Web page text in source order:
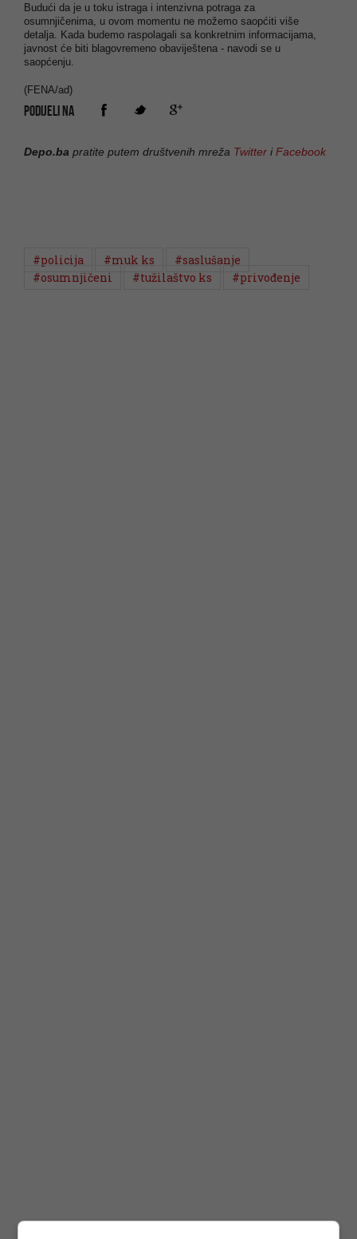
Budući da je u toku istraga i intenzivna potraga za
osumnjičenima, u ovom momentu ne možemo saopćiti više
detalja. Kada budemo raspolagali sa konkretnim informacijama,
javnost će biti blagovremeno obaviještena - navodi se u
saopćenju.
(FENA/ad)
PODIJELI NA
Depo.ba pratite putem društvenih mreža Twitter iFacebook
#policija #muk ks
#saslušanje
#osumnjičeni
#tužilaštvo ks #privođenje